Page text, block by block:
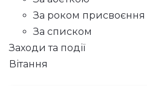
За роком присвоєння
За списком
Заходи та події
Вітання